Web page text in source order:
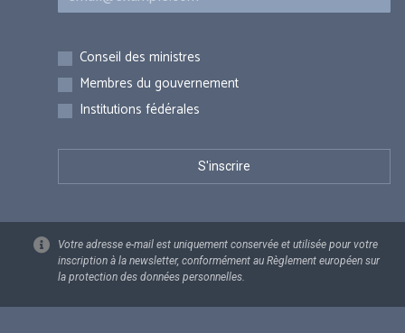
Inscriptions
Conseil des ministres
Membres du gouvernement
Institutions fédérales
Votre adresse e-mail est uniquement conservée et utilisée pour votre
inscription à la newsletter, conformément au Règlement européen sur
la protection des données personnelles.